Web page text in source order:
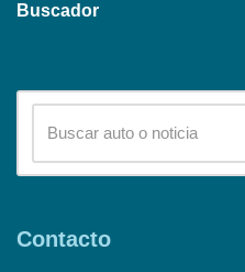
Buscador
Contacto